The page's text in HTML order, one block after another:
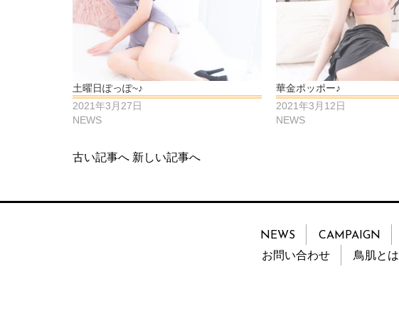
土曜日ぽっぽ~♪
2021年3月27日
NEWS
華金ポッポー♪
2021年3月12日
NEWS
古い記事へ 新しい記事へ
NEWS CAMPAIGN
お問い合わせ
鳥肌とは